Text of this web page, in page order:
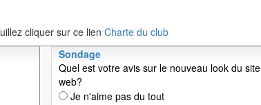
cliquer sur ce lien Charte du club
Sondage
Quel est votre avis sur le nouveau look du site
web?
Je n'aime pas du tout